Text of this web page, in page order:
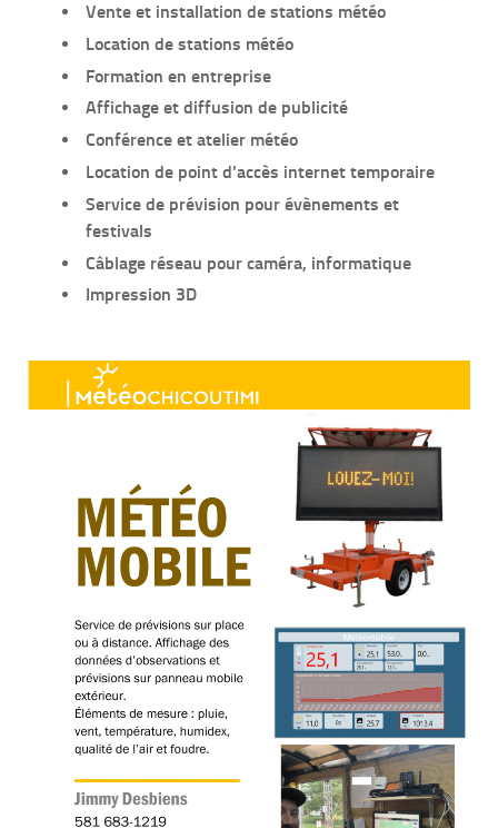
Vente et installation de stations météo
Location de stations météo
Formation en entreprise
Affichage et diffusion de publicité
Conférence et atelier météo
Location de point d’accès internet temporaire
Service de prévision pour évènements et
festivals
Câblage réseau pour caméra, informatique
Impression 3D